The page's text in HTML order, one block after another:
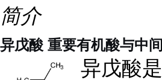
简介
异戊酸 重要有机酸与中
异戊酸